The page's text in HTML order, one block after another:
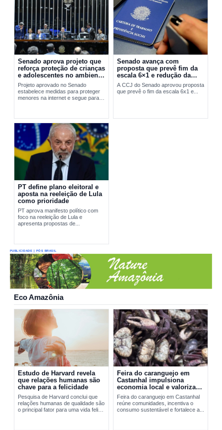
Senado aprova projeto que
reforça proteção de crianças
e adolescentes no ambiente
digital
Projeto aprovado no Senado
estabelece medidas para proteger
menores na internet e segue para
Senado avança com
proposta que prevê fim da
escala 6×1 e redução da
jornada de trabalho
A CCJ do Senado aprovou proposta
que prevê o fim da escala 6x1 e...
PT define plano eleitoral e
aposta na reeleição de Lula
como prioridade
PT aprova manifesto político com
foco na reeleição de Lula e
apresenta propostas de...
PUBLICIDADE | PÓS BRASIL
Eco Amazônia
Estudo de Harvard revela
que relações humanas são
chave para a felicidade
Pesquisa de Harvard conclui que
relações humanas de qualidade são
o principal fator para uma vida feliz
Feira do caranguejo em
Castanhal impulsiona
economia local e valoriza
manejo sustentável
Feira do caranguejo em Castanhal
reúne comunidades, incentiva o
consumo sustentável e fortalece a...